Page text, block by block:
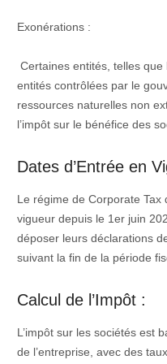
Exonérations :
Certaines entités, telles
entités contrôlées par le
ressources naturelles non
l’impôt sur le bénéfice des
Dates d’Entrée en
Le régime de Corporate Tax
vigueur depuis le 1er juin
déposer leurs déclarations
suivant la fin de la période
Calcul de l’Impôt :
L’impôt sur les sociétés est
de l’entreprise, avec des